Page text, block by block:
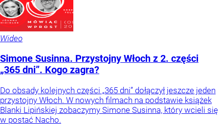
Wideo
Simone Susinna. Przystojny Włoch z 2. części
„365 dni”. Kogo zagra?
Do obsady kolejnych części „365 dni” dołączył jeszcze jeden
przystojny Włoch. W nowych filmach na podstawie książek
Blanki Lipińskiej zobaczymy Simone Susinna, który wcieli się
w postać Nacho.